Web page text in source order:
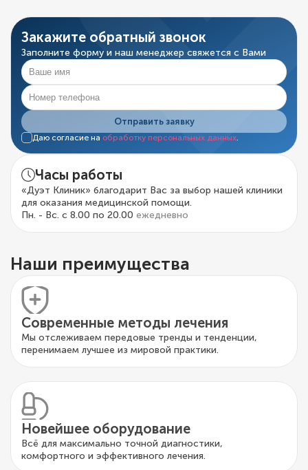
Закажите обратный звонок
Заполните форму и наш менеджер свяжется с Вами
Отправить заявку
Даю согласие на обработку персональных данных.
Часы работы
«Дуэт Клиник» благодарит Вас за выбор нашей клиники
для оказания медицинской помощи.
Пн. - Вс. с 8.00 по 20.00 ежедневно
Наши преимущества
Современные методы лечения
Мы отслеживаем передовые тренды и тенденции,
перенимаем лучшее из мировой практики.
Новейшее оборудование
Всё для максимально точной диагностики,
комфортного и эффективного лечения.